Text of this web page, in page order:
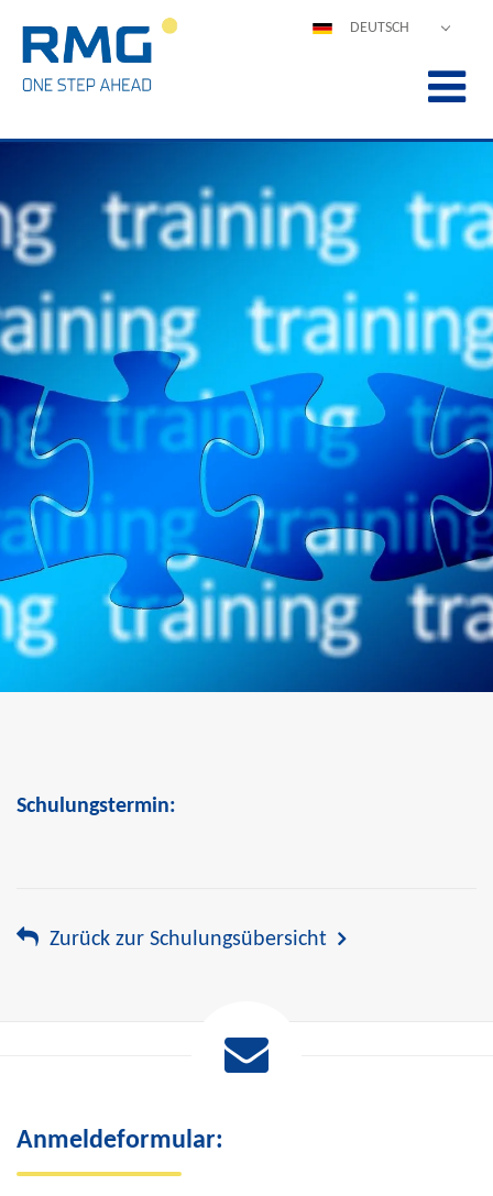
DEUTSCH
ITALIANO
中文
Schulungstermin:
Zurück zur Schulungsübersicht
Anmeldeformular: